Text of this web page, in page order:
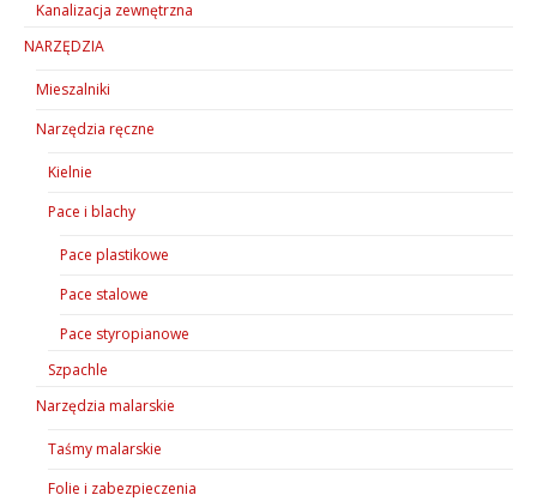
Kanalizacja zewnętrzna
NARZĘDZIA
Mieszalniki
Narzędzia ręczne
Kielnie
Pace i blachy
Pace plastikowe
Pace stalowe
Pace styropianowe
Szpachle
Narzędzia malarskie
Taśmy malarskie
Folie i zabezpieczenia